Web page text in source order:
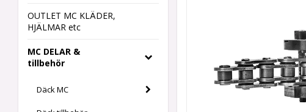
OUTLET MC KLÄDER,
HJÄLMAR etc
MC DELAR &
tillbehör
Däck MC